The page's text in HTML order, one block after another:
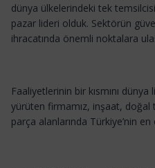
dünya ülkelerindeki tek
pazar lideri olduk. Sektörün
ihracatında önemli noktalara
Faaliyetlerinin bir kısmını
yürüten firmamız, inşaat,
parça alanlarında Türkiye’nin